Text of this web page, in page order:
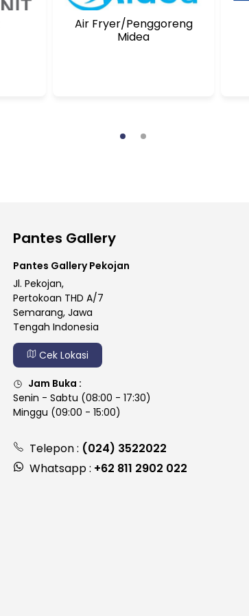
Air Fryer/Penggoreng
Midea
Pantes Gallery
Pantes Gallery Pekojan
Jl. Pekojan,
Pertokoan THD A/7
Semarang, Jawa
Tengah Indonesia
Cek Lokasi
Jam Buka :
Senin - Sabtu (08:00 - 17:30)
Minggu (09:00 - 15:00)
Telepon : (024) 3522022
Whatsapp : +62 811 2902 022